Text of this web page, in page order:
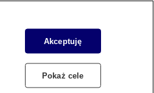
Akceptuję
Pokaż cele